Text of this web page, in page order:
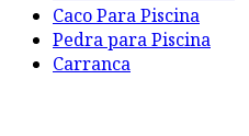
Caco Para Piscina
Pedra para Piscina
Carranca